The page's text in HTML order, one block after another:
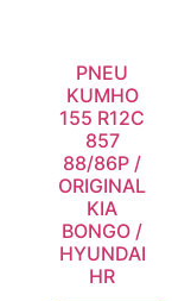
PNEU
KUMHO
155 R12C
857
88/86P /
ORIGINAL
KIA
BONGO /
HYUNDAI
HR